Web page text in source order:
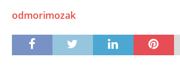
odmorimozak